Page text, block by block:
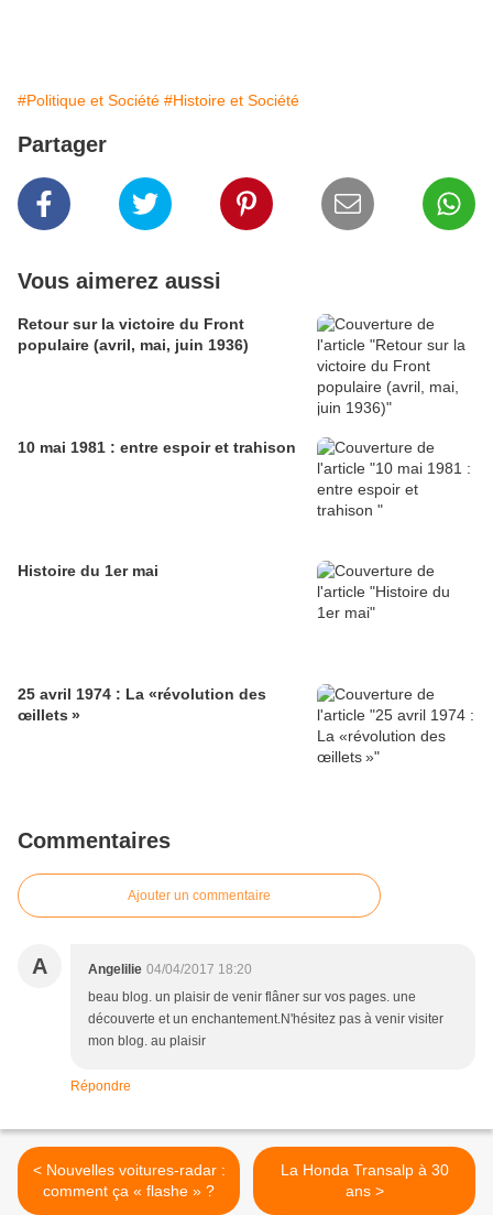
#Politique et Société #Histoire et Société
Partager
Vous aimerez aussi
Retour sur la victoire du Front
populaire (avril, mai, juin 1936)
10 mai 1981 : entre espoir et trahison
Histoire du 1er mai
25 avril 1974 : La «révolution des
œillets »
Commentaires
Ajouter un commentaire
A Angelilie 04/04/2017 18:20
beau blog. un plaisir de venir flâner sur vos pages. une
découverte et un enchantement.N'hésitez pas à venir visiter
mon blog. au plaisir
Répondre
< Nouvelles voitures-radar :
comment ça « flashe » ?
La Honda Transalp à 30
ans >